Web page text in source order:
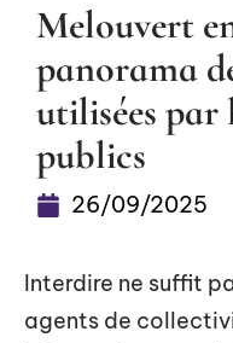
Melouvert
panorama
utilisées par
publics
26/09/2025
Interdire ne suffit
agents de